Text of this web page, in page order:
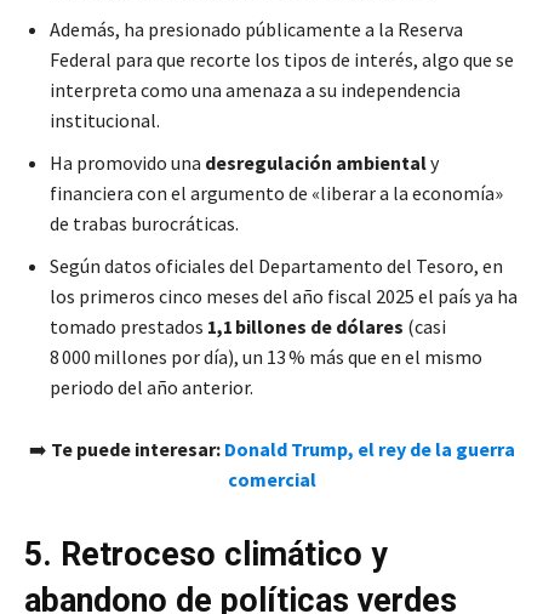
Además, ha presionado públicamente a la Reserva
Federal para que recorte los tipos de interés, algo que se
interpreta como una amenaza a su independencia
institucional.
Ha promovido una desregulación ambientaly
financiera con el argumento de «liberar a la economía»
de trabas burocráticas.
Según datos oficiales del Departamento del Tesoro, en
los primeros cinco meses del año fiscal 2025 el país ya ha
tomado prestados 1,1 billones de dólares (casi
8 000 millones por día), un 13 % más que en el mismo
periodo del año anterior.
➡️ Te puede interesar: Donald Trump, el rey de la guerra
comercial
5. Retroceso climático y
abandono de políticas verdes